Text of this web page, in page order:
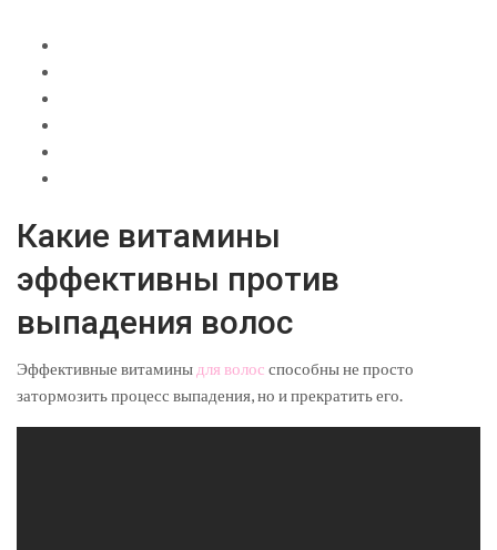
Какие витамины
эффективны против
выпадения волос
Эффективные витамины для волос способны не просто
затормозить процесс выпадения, но и прекратить его.